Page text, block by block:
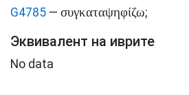
G4785 — συγκαταψηφίζω;
Эквивалент на иврите
No data